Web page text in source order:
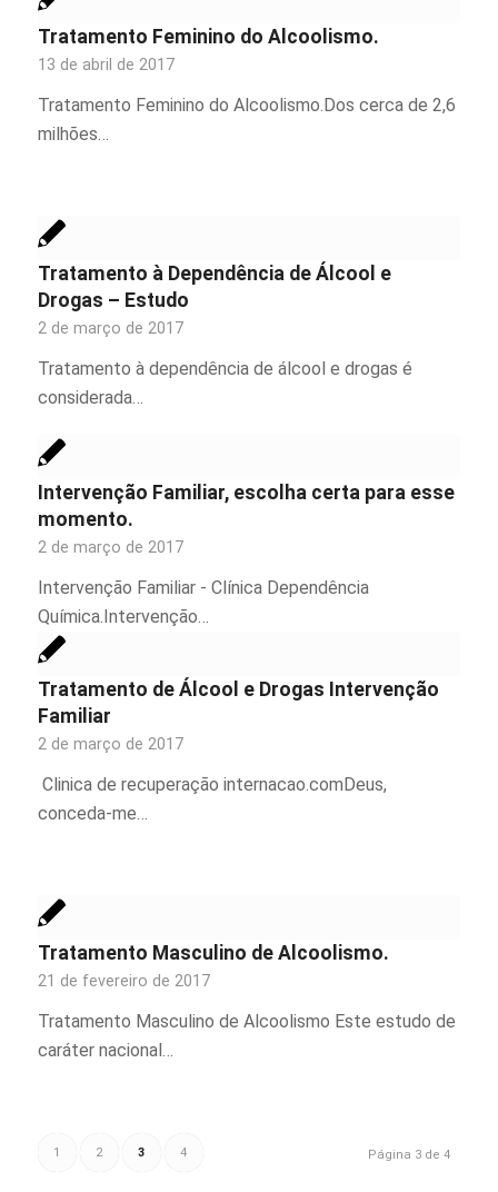
Tratamento Feminino do Alcoolismo.
13 de abril de 2017
Tratamento Feminino do Alcoolismo.Dos cerca de 2,6
milhões…
Tratamento à Dependência de Álcool e
Drogas – Estudo
2 de março de 2017
Tratamento à dependência de álcool e drogas é
considerada…
Intervenção Familiar, escolha certa para esse
momento.
2 de março de 2017
Intervenção Familiar - Clínica Dependência
Química.Intervenção…
Tratamento de Álcool e Drogas Intervenção
Familiar
2 de março de 2017
Clinica de recuperação internacao.comDeus,
conceda-me…
Tratamento Masculino de Alcoolismo.
21 de fevereiro de 2017
Tratamento Masculino de Alcoolismo Este estudo de
caráter nacional…
Página 3 de 4
1 2 3 4